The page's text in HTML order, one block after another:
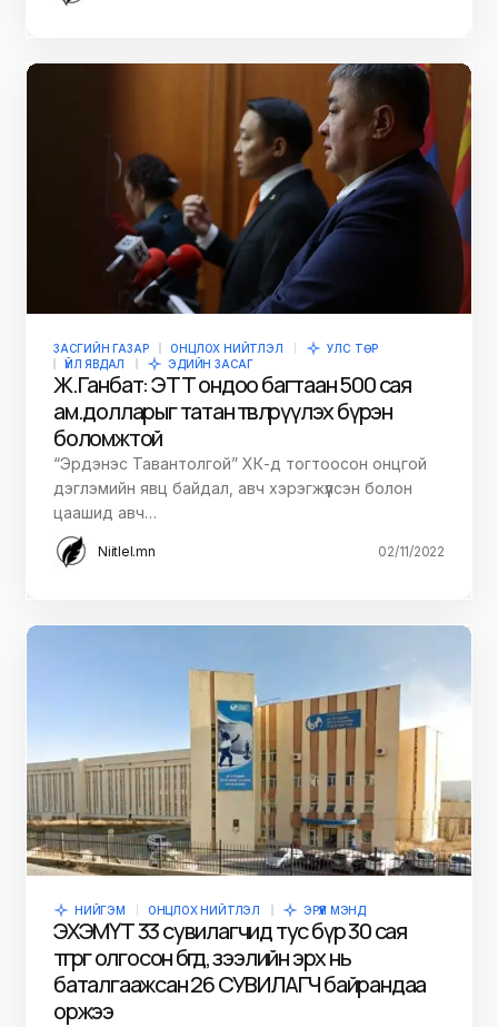
ЗАСГИЙН ГАЗАР ОНЦЛОХ НИЙТЛЭЛ
УЛС ТӨР
ҮЙЛ ЯВДАЛ
ЭДИЙН ЗАСАГ
Ж.Ганбат: ЭТТ ондоо багтаан 500 сая
ам.долларыг татан төвлөрүүлэх бүрэн
боломжтой
“Эрдэнэс Тавантолгой” ХК-д тогтоосон онцгой
дэглэмийн явц байдал, авч хэрэгжүүлсэн болон
цаашид авч…
Niitlel.mn 02/11/2022
НИЙГЭМ ОНЦЛОХ НИЙТЛЭЛ ЭРҮҮЛ МЭНД
ЭХЭМҮТ 33 сувилагчид тус бүр 30 сая
төгрөг олгосон бөгөөд, зээлийн эрх нь
баталгаажсан 26 СУВИЛАГЧ байрандаа
оржээ